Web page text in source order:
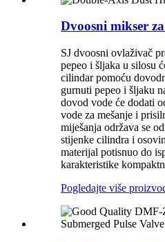
Dvoosni mikser
SJ dvoosni ovlaživač
pepeo i šljaka u silosu
cilindar pomoću
gurnuti pepeo i šljaku
dovod vode će dodati
vode za mešanje i
miješanja održava se
stijenke cilindra i
materijal potisnuo do
karakteristike
Pogledajte više